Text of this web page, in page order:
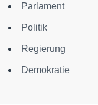
Parlament
Politik
Regierung
Demokratie